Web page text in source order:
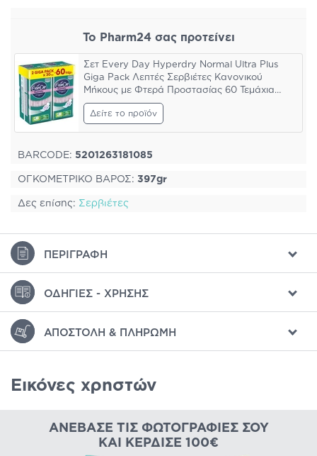
Το Pharm24 σας προτείνει
Σετ Every Day Hyperdry Normal Ultra Plus
Giga Pack Λεπτές Σερβιέτες Κανονικού
Μήκους με Φτερά Προστασίας 60 Τεμάχια
(2x30 Τεμάχια)
Δείτε το προϊόν
BARCODE: 5201263181085
ΟΓΚΟΜΕΤΡΙΚΟ ΒΑΡΟΣ: 397gr
Δες επίσης: Σερβιέτες
ΠΕΡΙΓΡΑΦΉ
ΟΔΗΓΊΕΣ - ΧΡΉΣΗΣ
ΑΠΟΣΤΟΛΉ & ΠΛΗΡΩΜΉ
Εικόνες χρηστών
ΑΝΈΒΑΣΕ ΤΙΣ ΦΩΤΟΓΡΑΦΊΕΣ ΣΟΥ
ΚΑΙ ΚΈΡΔΙΣΕ 100€